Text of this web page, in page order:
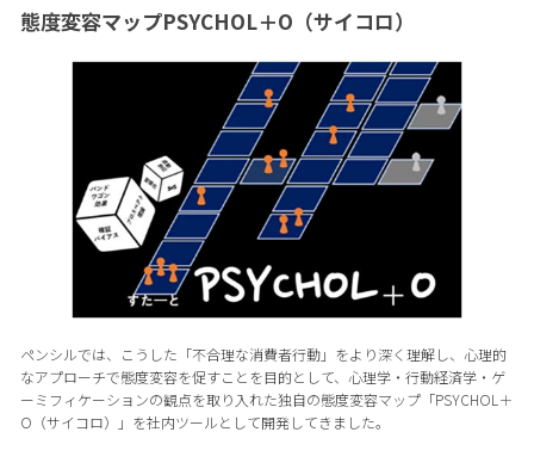
態度変容マップPSYCHOL＋O（サイコロ）
ペンシルでは、こうした「不合理な消費者行動」をより深く理解し、心理的
なアプローチで態度変容を促すことを目的として、心理学・行動経済学・ゲ
ーミフィケーションの観点を取り入れた独自の態度変容マップ「PSYCHOL＋
O（サイコロ）」を社内ツールとして開発してきました。